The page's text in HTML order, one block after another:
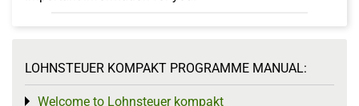
LOHNSTEUER KOMPAKT PROGRAMME MANUAL:
Welcome to Lohnsteuer kompakt
Toggle menu